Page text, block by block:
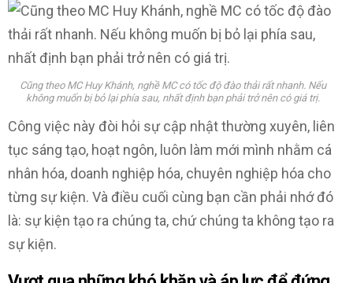
Cũng theo MC Huy Khánh, nghề MC có tốc độ đào thải rất nhanh. Nếu
không muốn bị bỏ lại phía sau, nhất định bạn phải trở nên có giá trị.
Công việc này đòi hỏi sự cập nhật thường xuyên, liên
tục sáng tạo, hoạt ngôn, luôn làm mới mình nhằm cá
nhân hóa, doanh nghiệp hóa, chuyên nghiệp hóa cho
từng sự kiện. Và điều cuối cùng bạn cần phải nhớ đó
là: sự kiện tạo ra chúng ta, chứ chúng ta không tạo ra
sự kiện.